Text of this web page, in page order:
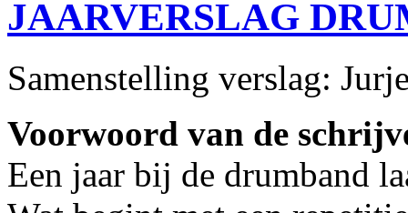
JAARVERSLAG
Samenstelling verslag:
Voorwoord van de
Een jaar bij de drumband